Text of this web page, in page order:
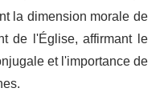
la dimension morale de
de l'Église, affirmant le
et l'importance de